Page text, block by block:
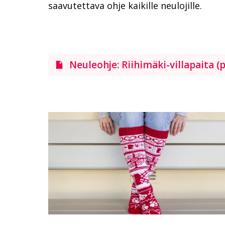
saavutettava ohje kaikille neulojille.
Neuleohje: Riihimäki-villapaita